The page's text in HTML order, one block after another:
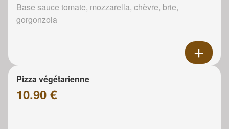
Base sauce tomate, mozzarella, chèvre, brie,
gorgonzola
Pizza végétarienne
10.90 €